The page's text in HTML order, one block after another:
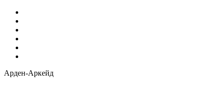
Арден-Аркейд